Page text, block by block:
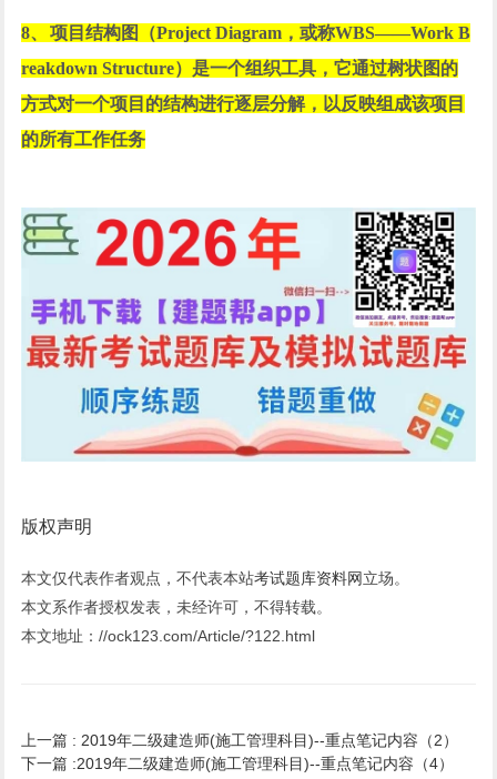
8、 项目结构图（Project Diagram ，或称WBS――Work B
reakdown Structure）是一个组织工具，它通过树状图的
方式对一个项目的结构进行逐层分解，以反映组成该项目
的所有工作任务
版权声明
本文仅代表作者观点，不代表本站考试题库资料网立场。
本文系作者授权发表，未经许可，不得转载。
本文地址：//ock123.com/Article/?122.html
上一篇 : 2019年二级建造师(施工管理科目)--重点笔记内容（2）
下一篇 :2019年二级建造师(施工管理科目)--重点笔记内容（4）